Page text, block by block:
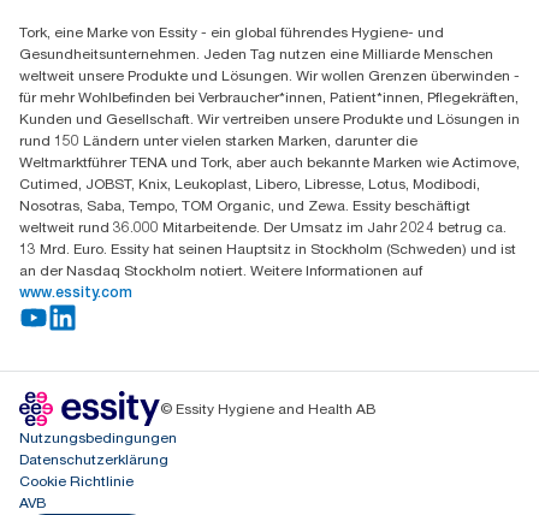
Essity Austria Vertriebs GmbH
Am Europlatz 2
1120 Wien
Mo-Do 8:00-16:30 | Fr 8:00-15:00
GLN: 9011111000026
Tork, eine Marke von Essity - ein global führendes Hygiene- und
Gesundheitsunternehmen. Jeden Tag nutzen eine Milliarde Menschen
weltweit unsere Produkte und Lösungen. Wir wollen Grenzen überwinden -
für mehr Wohlbefinden bei Verbraucher*innen, Patient*innen, Pflegekräften,
Kunden und Gesellschaft. Wir vertreiben unsere Produkte und Lösungen in
rund 150 Ländern unter vielen starken Marken, darunter die
Weltmarktführer TENA und Tork, aber auch bekannte Marken wie Actimove,
Cutimed, JOBST, Knix, Leukoplast, Libero, Libresse, Lotus, Modibodi,
Nosotras, Saba, Tempo, TOM Organic, und Zewa. Essity beschäftigt
weltweit rund 36.000 Mitarbeitende. Der Umsatz im Jahr 2024 betrug ca.
13 Mrd. Euro. Essity hat seinen Hauptsitz in Stockholm (Schweden) und ist
an der Nasdaq Stockholm notiert. Weitere Informationen auf
www.essity.com
© Essity Hygiene and Health AB
Nutzungsbedingungen
Datenschutzerklärung
Cookie Richtlinie
AVB